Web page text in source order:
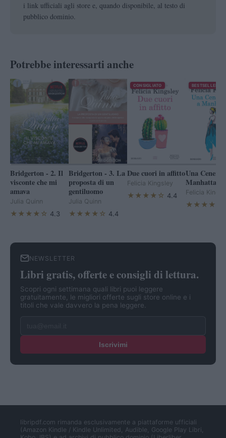
i link ufficiali agli store e, quando disponibile, al testo di
pubblico dominio.
Potrebbe interessarti anche
Bridgerton - 2. Il
visconte che mi
amava
Julia Quinn
★★★★☆ 4.3
Bridgerton - 3. La
proposta di un
gentiluomo
Julia Quinn
★★★★☆ 4.4
CONSIGLIATO
Due cuori in affitto
Felicia Kingsley
★★★★☆ 4.4
BESTSELLER
Una
Manhattan
Felicia
★★★★☆
NEWSLETTER
Libri gratis, offerte e consigli di lettura.
Scopri ogni settimana quali libri puoi leggere
gratuitamente, le migliori offerte sugli store online e i
titoli che vale davvero la pena leggere.
Iscrivimi
libripdf.com rimanda esclusivamente a piattaforme ufficiali
(Amazon Kindle / Kindle Unlimited, Audible, Google Play Libri,